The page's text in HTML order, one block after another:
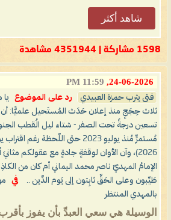
شاهد أكثر
1598 مشاركة | 4351944 مشاهدة
24-06-2026,
11:59 PM
فتى يثرب حمزة العبيدي رد على الموضوع
ثلاث حِجَجٍ منذ إعلان حَدَث المُستَحيل علميًّا: أن
تسعين درجةً تحت الصفر - شتاء ليل الُقطب
مُستمرٍّ مُنذ يوليو 2023 حتى اللّحظة
2026)، وآن الأوان لوقفةٍ جادةٍ مع عقولكم
الإمامُ المهديّ ناصر محمد اليماني أم كان من
طَيِّبون وعلى الحَقِّ ثابِتون إلى يَوم الدِّين ..
في
بالمهدي المنتظر
الوسيلة هي سعي العبدِّ بأن يفوز